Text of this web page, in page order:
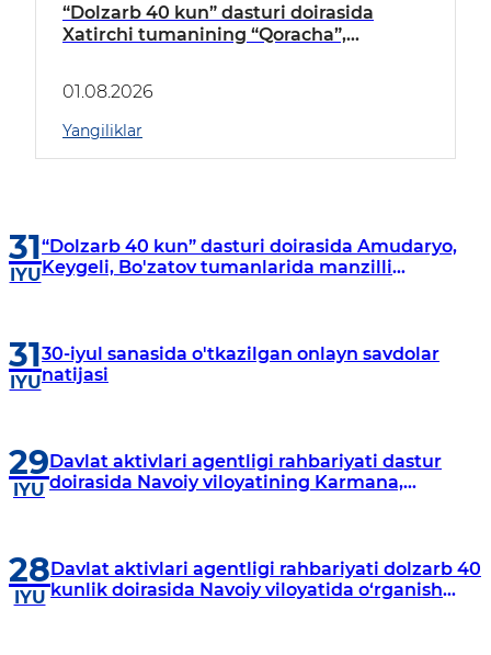
“Dolzarb 40 kun” dasturi doirasida
Xatirchi tumanining “Qoracha”,
borildi
01.08.2026
Yangiliklar
31
IYU
“Dolzarb 40 kun” dasturi doirasida Amudaryo,
Keygeli, Bo'zatov tumanlarida manzilli
31
IYU
30-iyul sanasida o'tkazilgan onlayn savdolar
natijasi
29
IYU
Davlat aktivlari agentligi rahbariyati dastur
doirasida Navoiy viloyatining Karmana,
28
IYU
Davlat aktivlari agentligi rahbariyati dolzarb 40
kunlik doirasida Navoiy viloyatida o‘rganish